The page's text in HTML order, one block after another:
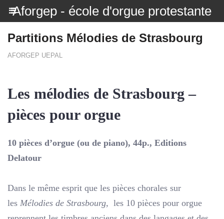
Aforgep - école d'orgue protestante
Partitions Mélodies de Strasbourg
AFORGEP UEPAL
Les mélodies de Strasbourg –
pièces pour orgue
10 pièces d’orgue (ou de piano), 44p., Editions
Delatour
Dans le même esprit que les pièces chorales sur
les Mélodies de Strasbourg, les 10 pièces pour orgue